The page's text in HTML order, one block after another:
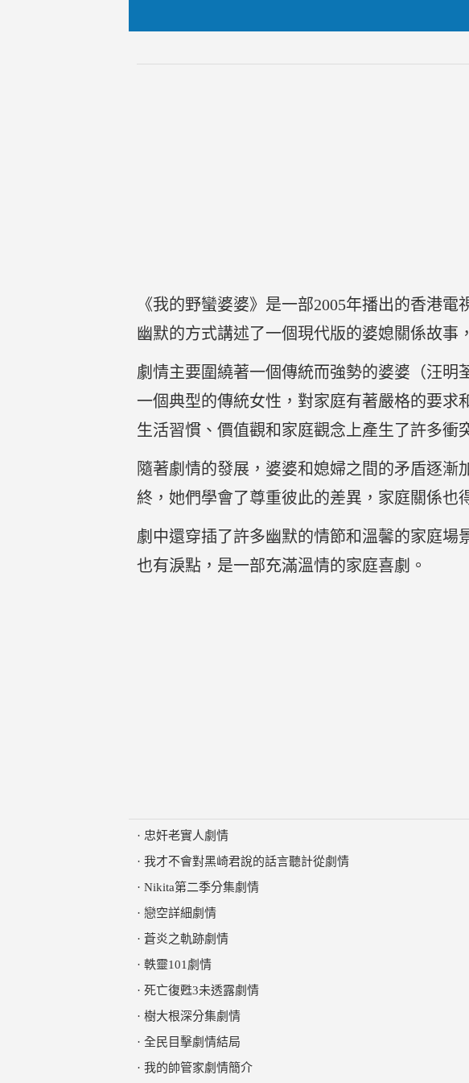
《我的野蠻婆婆》是一部2005年播出的香港
幽默的方式講述了一個現代版的婆媳關係故事
劇情主要圍繞著一個傳統而強勢的婆婆（汪
一個典型的傳統女性，對家庭有著嚴格的要求
生活習慣、價值觀和家庭觀念上產生了許多衝
隨著劇情的發展，婆婆和媳婦之間的矛盾逐
終，她們學會了尊重彼此的差異，家庭關係也
劇中還穿插了許多幽默的情節和溫馨的家庭
也有淚點，是一部充滿溫情的家庭喜劇。
· 忠奸老實人劇情
· 我才不會對黑崎君說的話言聽計從劇情
· Nikita第二季分集劇情
· 戀空詳細劇情
· 蒼炎之軌跡劇情
· 軼靈101劇情
· 死亡復甦3未透露劇情
· 樹大根深分集劇情
· 全民目擊劇情結局
· 我的帥管家劇情簡介